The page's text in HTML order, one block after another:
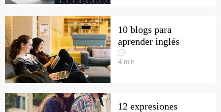
10 blogs para
aprender inglés
4 min
12 expresiones